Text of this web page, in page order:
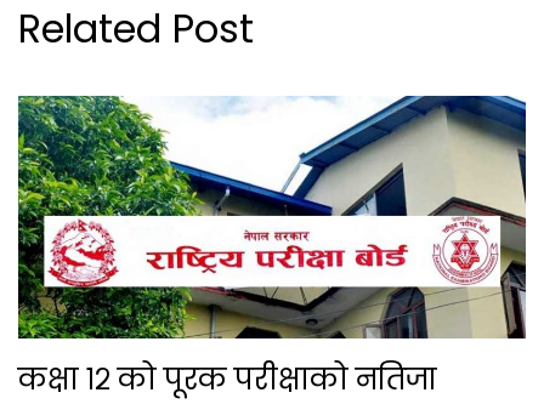
Related Post
कक्षा १२ को पूरक परीक्षाको नतिजा